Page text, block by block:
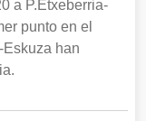
a P.Etxeberria-
punto en el
han